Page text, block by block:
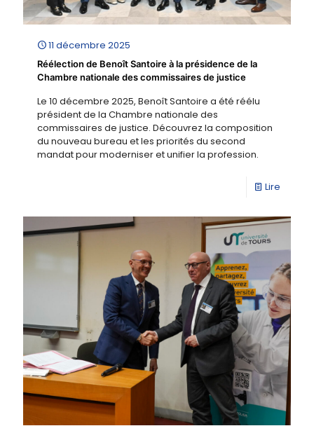
11 décembre 2025
Réélection de Benoît Santoire à la présidence de la
Chambre nationale des commissaires de justice
Le 10 décembre 2025, Benoît Santoire a été réélu
président de la Chambre nationale des
commissaires de justice. Découvrez la composition
du nouveau bureau et les priorités du second
mandat pour moderniser et unifier la profession.
Lire